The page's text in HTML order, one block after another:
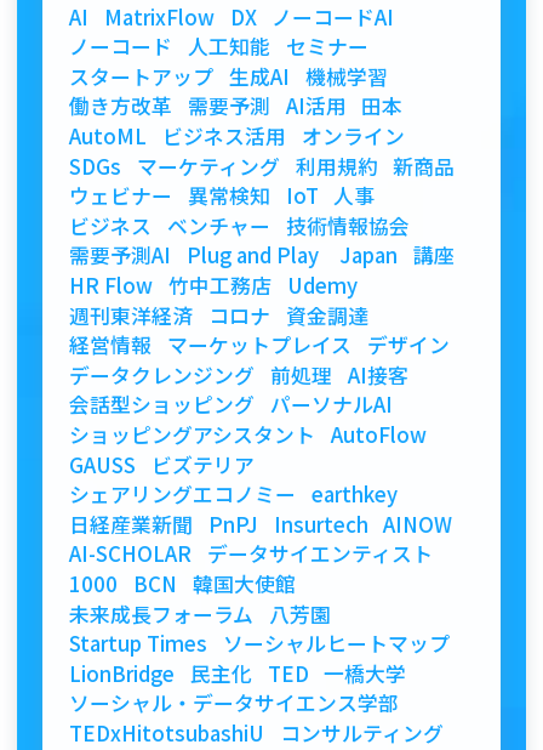
AI MatrixFlow DX
ノーコードAI
ノーコード
人工知能
セミナー
スタートアップ 生成AI
機械学習
働き方改革
需要予測 AI活用
田本
AutoML
ビジネス活用
オンライン
SDGs
マーケティング 利用規約 新商品
ウェビナー
異常検知 IoT 人事
ビジネス
ベンチャー
技術情報協会
需要予測AI
Plug and Play Japan 講座
HR Flow 竹中工務店
Udemy
週刊東洋経済
コロナ
資金調達
経営情報 マーケットプレイス
デザイン
データクレンジング 前処理 AI接客
会話型ショッピング パーソナルAI
ショッピングアシスタント
AutoFlow
GAUSS
ビズテリア
シェアリングエコノミー
earthkey
日経産業新聞
PnPJ Insurtech AINOW
AI-SCHOLAR データサイエンティスト
1000
BCN
韓国大使館
未来成長フォーラム
八芳園
Startup Times
ソーシャルヒートマップ
LionBridge
民主化 TED 一橋大学
ソーシャル・データサイエンス学部
TEDxHitotsubashiU
コンサルティング